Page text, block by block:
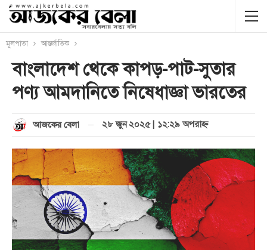
মূলপাতা আন্তর্জাতিক
বাংলাদেশ থেকে কাপড়-পাট-সুতার
পণ্য আমদানিতে নিষেধাজ্ঞা ভারতের
আজকের বেলা ২৮ জুন ২০২৫ | ১২:২৯ অপরাহ্ণ